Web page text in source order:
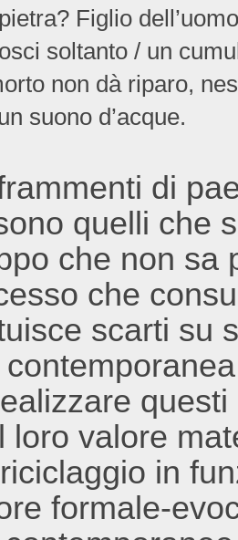
Figlio
soltanto / un
non dà riparo,
suono d’acque.
di
quelli che
che non sa
che
scarti su
loro valore
in
formale-